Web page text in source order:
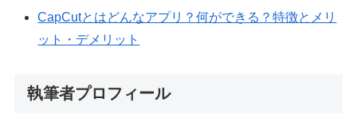
CapCutとはどんなアプリ？何ができる？特徴とメリ
ット・デメリット
執筆者プロフィール